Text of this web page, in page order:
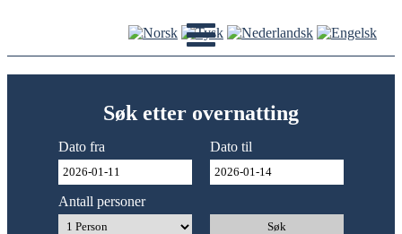
Søk etter overnatting
Dato fra Dato til
Antall personer
Søk